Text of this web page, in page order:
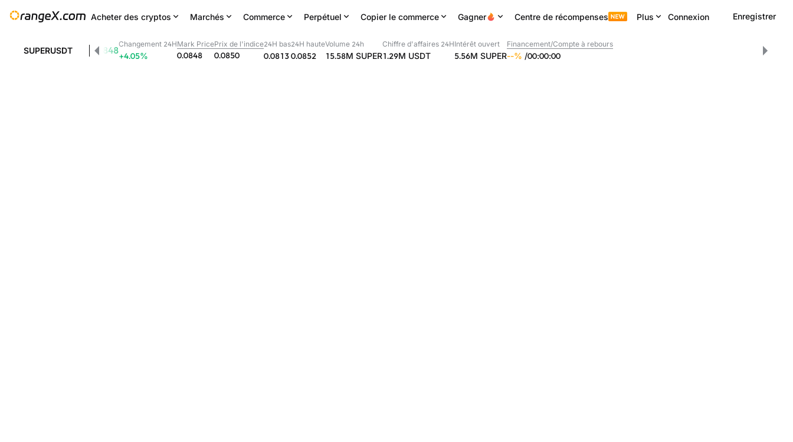
Acheter des cryptos Marchés Commerce Perpétuel Copier le commerce Gagner Centre de récompenses Plus Connexion Enregistrer
SUPERUSDT 0.0848
Changement 24H
+4.05%
Mark Price
0.0848
Prix de l'indice
0.0850
24H bas
0.0813
24H haute
0.0852
Volume 24h
15.58M SUPER
Chiffre d'affaires 24H
1.29M USDT
Intérêt ouvert
5.56M SUPER
Financement/Compte à rebours
--% /00:00:00